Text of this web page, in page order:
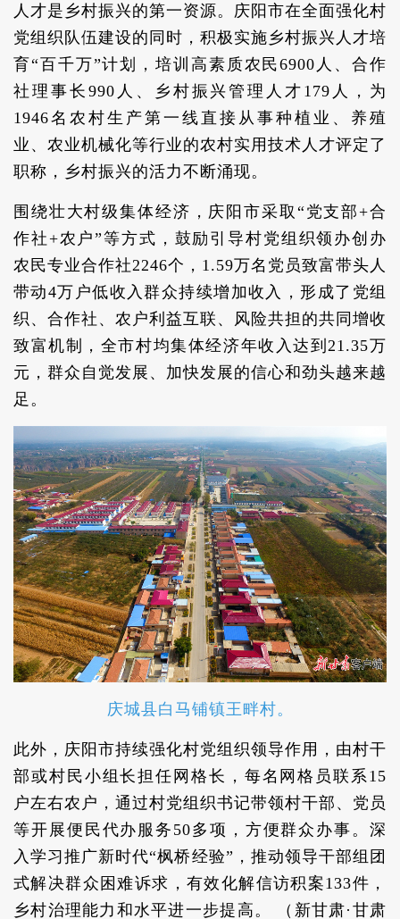
人才是乡村振兴的第一资源。庆阳市在全面强化村
党组织队伍建设的同时，积极实施乡村振兴人才培
育“百千万”计划，培训高素质农民6900人、合作
社理事长990人、乡村振兴管理人才179人，为
1946名农村生产第一线直接从事种植业、养殖
业、农业机械化等行业的农村实用技术人才评定了
职称，乡村振兴的活力不断涌现。
围绕壮大村级集体经济，庆阳市采取“党支部+合
作社+农户”等方式，鼓励引导村党组织领办创办
农民专业合作社2246个，1.59万名党员致富带头人
带动4万户低收入群众持续增加收入，形成了党组
织、合作社、农户利益互联、风险共担的共同增收
致富机制，全市村均集体经济年收入达到21.35万
元，群众自觉发展、加快发展的信心和劲头越来越
足。
庆城县白马铺镇王畔村。
此外，庆阳市持续强化村党组织领导作用，由村干
部或村民小组长担任网格长，每名网格员联系15
户左右农户，通过村党组织书记带领村干部、党员
等开展便民代办服务50多项，方便群众办事。深
入学习推广新时代“枫桥经验”，推动领导干部组团
式解决群众困难诉求，有效化解信访积案133件，
乡村治理能力和水平进一步提高。 （新甘肃·甘肃